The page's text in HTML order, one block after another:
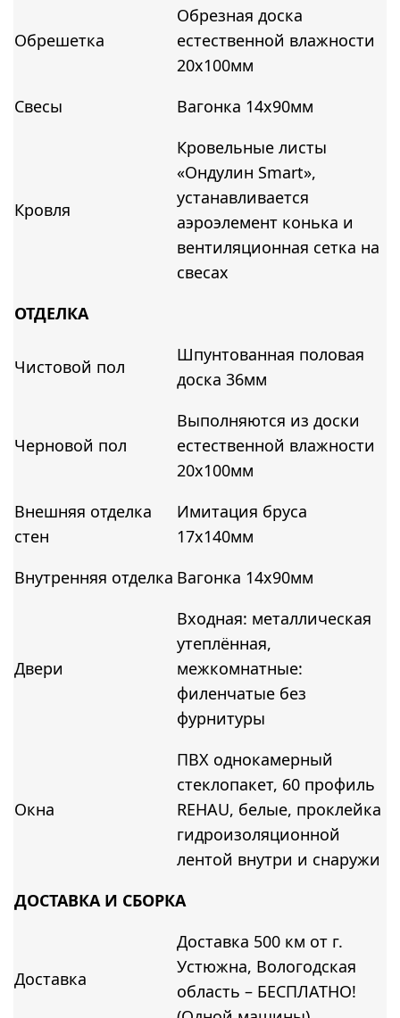
Обрешетка
Обрезная доска
естественной влажности
20х100мм
Свесы
Вагонка 14х90мм
Кровля
Кровельные листы
«Ондулин Smart»,
устанавливается
аэроэлемент конька и
вентиляционная сетка на
свесах
ОТДЕЛКА
Чистовой пол
Шпунтованная половая
доска 36мм
Черновой пол
Выполняются из доски
естественной влажности
20х100мм
Внешняя отделка
стен
Имитация бруса
17х140мм
Внутренняя отделка Вагонка 14х90мм
Двери
Входная: металлическая
утеплённая,
межкомнатные:
филенчатые без
фурнитуры
Окна
ПВХ однокамерный
стеклопакет, 60 профиль
REHAU, белые, проклейка
гидроизоляционной
лентой внутри и снаружи
ДОСТАВКА И СБОРКА
Доставка
Доставка 500 км от г.
Устюжна, Вологодская
область – БЕСПЛАТНО!